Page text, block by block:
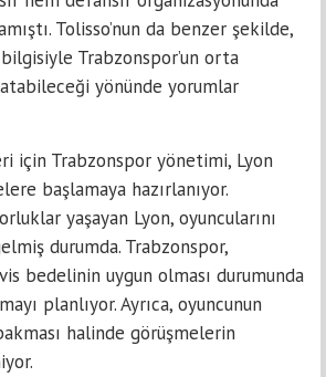
Tolisso’nun da benzer şekilde,
Trabzonspor’un orta
yönünde yorumlar
için Trabzonspor yönetimi, Lyon
başlamaya hazırlanıyor.
yaşayan Lyon, oyuncularını
durumda. Trabzonspor,
bedelinin uygun olması durumunda
planlıyor. Ayrıca, oyuncunun
halinde görüşmelerin